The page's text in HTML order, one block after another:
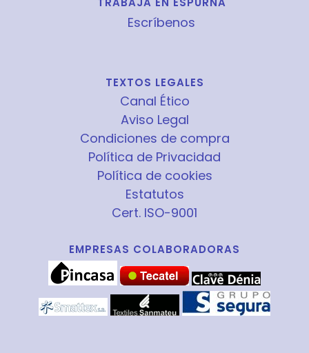
Escríbenos
TEXTOS LEGALES
Canal Ético
Aviso Legal
Condiciones de compra
Política de Privacidad
Política de cookies
Estatutos
Cert. ISO-9001
EMPRESAS COLABORADORAS